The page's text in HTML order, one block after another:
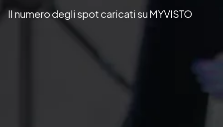
Il numero degli spot caricati su MYVISTO